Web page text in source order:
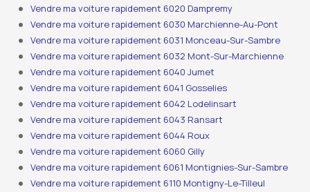
Vendre ma voiture rapidement 6020 Dampremy
Vendre ma voiture rapidement 6030 Marchienne-Au-Pont
Vendre ma voiture rapidement 6031 Monceau-Sur-Sambre
Vendre ma voiture rapidement 6032 Mont-Sur-Marchienne
Vendre ma voiture rapidement 6040 Jumet
Vendre ma voiture rapidement 6041 Gosselies
Vendre ma voiture rapidement 6042 Lodelinsart
Vendre ma voiture rapidement 6043 Ransart
Vendre ma voiture rapidement 6044 Roux
Vendre ma voiture rapidement 6060 Gilly
Vendre ma voiture rapidement 6061 Montignies-Sur-Sambre
Vendre ma voiture rapidement 6110 Montigny-Le-Tilleul